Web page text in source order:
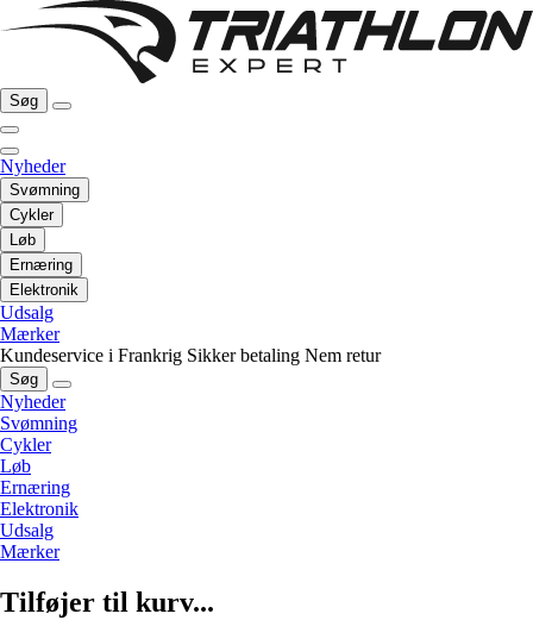
Søg
Nyheder
Svømning
Cykler
Løb
Ernæring
Elektronik
Udsalg
Mærker
Kundeservice i Frankrig Sikker betaling Nem retur
Søg
Nyheder
Svømning
Cykler
Løb
Ernæring
Elektronik
Udsalg
Mærker
Tilføjer til kurv...